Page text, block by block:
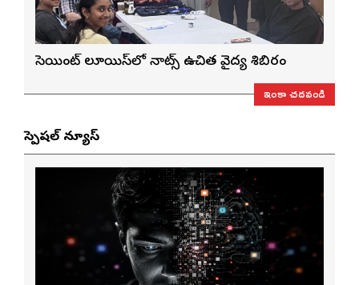
సెయింట్ లూయిస్‌లో నాట్స్ ఉచిత వైద్య శిబిరం
ఇంకా చదవండి
స్పెషల్ న్యూస్